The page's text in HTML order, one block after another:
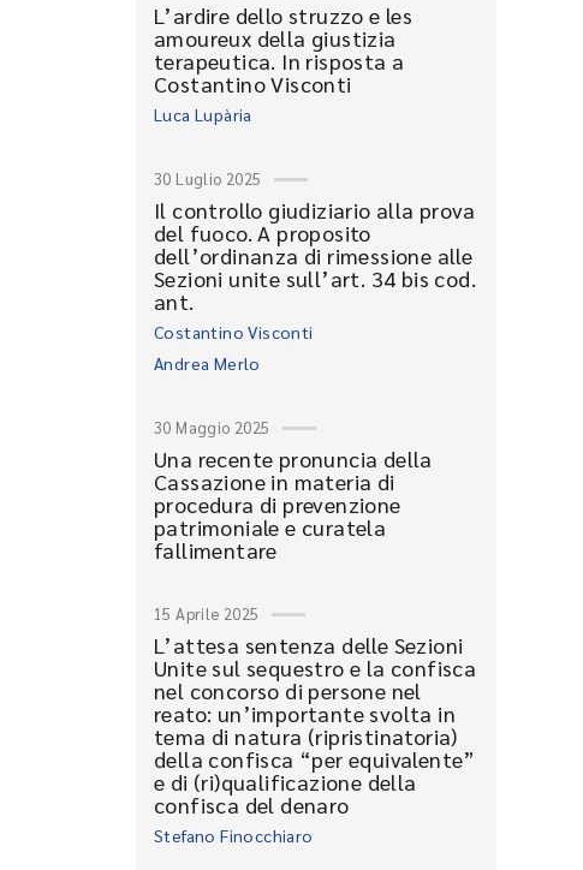
L’ardire dello struzzo e les
amoureux della giustizia
terapeutica. In risposta a
Costantino Visconti
Luca Lupària
30 Luglio 2025
Il controllo giudiziario alla prova
del fuoco. A proposito
dell’ordinanza di rimessione alle
Sezioni unite sull’art. 34 bis cod.
ant.
Costantino Visconti
Andrea Merlo
30 Maggio 2025
Una recente pronuncia della
Cassazione in materia di
procedura di prevenzione
patrimoniale e curatela
fallimentare
15 Aprile 2025
L’attesa sentenza delle Sezioni
Unite sul sequestro e la confisca
nel concorso di persone nel
reato: un’importante svolta in
tema di natura (ripristinatoria)
della confisca “per equivalente”
e di (ri)qualificazione della
confisca del denaro
Stefano Finocchiaro